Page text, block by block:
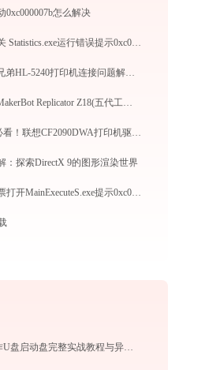
0xc000007b怎么解决
腾讯视频相关 Statistics.exe运行错误提示0xc0000022的解决办法
(2026最新) 兄弟HL-5240打印机连接问题解决方法 - 金山毒霸
(2026最新) MakerBot Replicator Z18(五代工业型)打印机连接问题解决方法-金山毒霸
(2026最新)必看！联想CF2090DWA打印机驱动下载与安装的正确姿势
：探索DirectX 9的图形渲染世界
税控发票开票打开MainExecuteS.exe提示0xc000000d错误码怎么办
UltraISO制作U盘启动盘完整实战教程与异常排查